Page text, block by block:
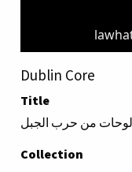
Dublin Core
Title
لوحات من حرب الجبل
Collection